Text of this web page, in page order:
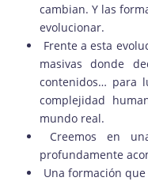
cambian. Y las
evolucionar.
Frente a esta
masivas donde
contenidos… para
complejidad
mundo real.
Creemos en
profundamente
Una formación